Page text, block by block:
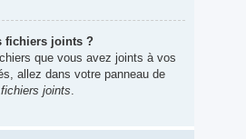
fichiers joints ?
que vous avez joints à vos
allez dans votre panneau de
joints